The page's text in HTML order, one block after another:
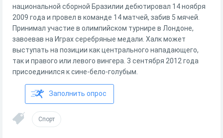
национальной сборной Бразилии дебютировал 14 ноября
2009 года и провел в команде 14 матчей, забив 5 мячей.
Принимал участие в олимпийском турнире в Лондоне,
завоевав на Играх серебряные медали. Халк может
выступать на позиции как центрального нападающего,
так и правого или левого вингера. 3 сентября 2012 года
присоединился к сине-бело-голубым.
Заполнить опрос
Спорт